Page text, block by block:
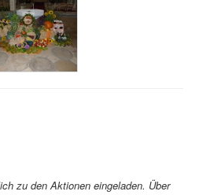
zu den Aktionen eingeladen. Über